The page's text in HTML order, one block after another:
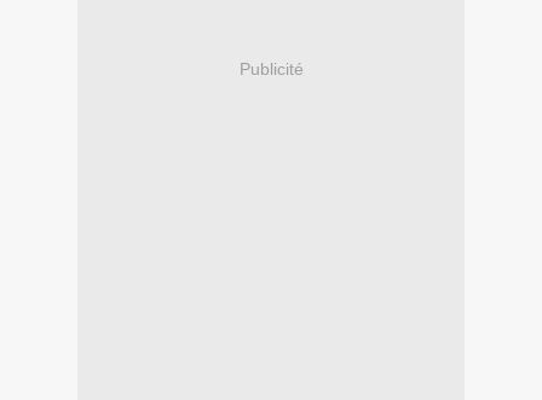
Publicité